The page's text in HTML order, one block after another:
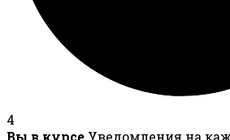
4
Вы в курсе Уведомления на